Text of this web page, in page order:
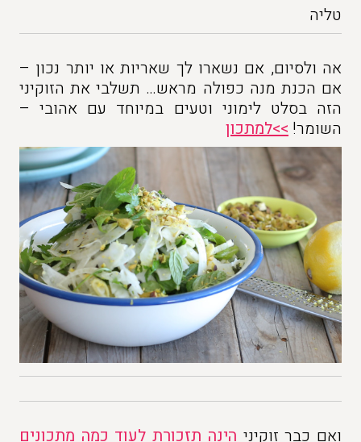
טליה
אה ולסיום, אם נשארו לך שאריות או יותר נכון –
אם הכנת מנה כפולה מראש… תשלבי את הזוקיני
הזה בסלט לימוני וטעים במיוחד עם אהובי –
השומר! >>למתכון
ואם כבר זוקיני הינה תזכורת לעוד כמה מתכונים